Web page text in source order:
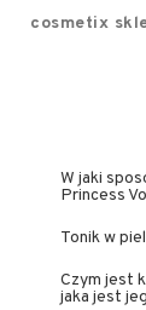
cosmetix
W jaki
Princess
Tonik w
Czym jest
jaka jest